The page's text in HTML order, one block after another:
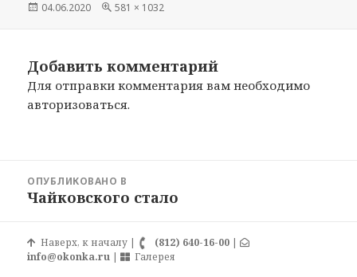
Опубликовано
04.06.2020
Полный
581 × 1032
Добавить комментарий
Для отправки комментария вам необходимо
авторизоваться.
ОПУБЛИКОВАНО В
Чайковского стало
Наверх, к началу | (812) 640-16-00 |
info@okonka.ru | Галерея